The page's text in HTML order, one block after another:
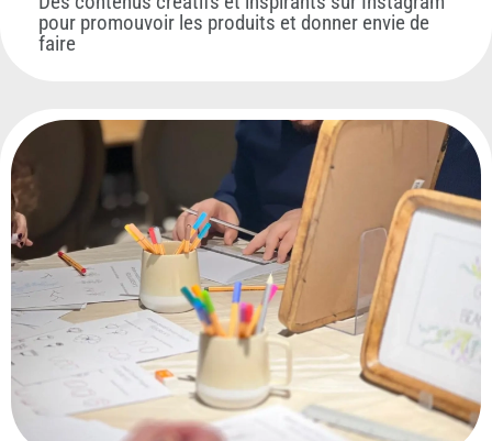
pour promouvoir les produits et donner envie de
faire